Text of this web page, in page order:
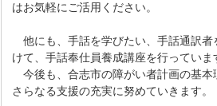
はお気軽にご活用ください。
他にも、手話を学びたい、手話通訳者
けて、手話奉仕員養成講座を行っていま
今後も、合志市の障がい者計画の基本
さらなる支援の充実に努めていきます。